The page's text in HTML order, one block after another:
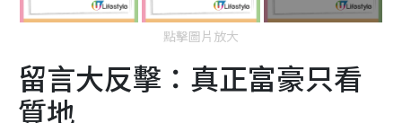
點擊圖片放大
留言大反擊：真正富豪只看
質地